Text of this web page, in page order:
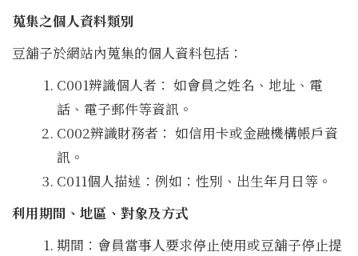
蒐集之個人資料類別
豆舖子於網站內蒐集的個人資料包括：
C001辨識個人者： 如會員之姓名、地址、電
話、電子郵件等資訊。
C002辨識財務者： 如信用卡或金融機構帳戶資
訊。
C011個人描述：例如：性別、出生年月日等。
利用期間、地區、對象及方式
期間：會員當事人要求停止使用或豆舖子停止提